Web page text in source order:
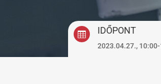
 IDŐPONT
2023.04.27.,